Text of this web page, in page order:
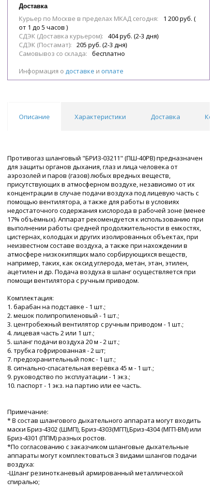
Доставка
Курьер по Москве в пределах МКАД сегодня:
1 200 руб. (
от 1 до 5 часов )
СДЭК (Доставка курьером):
404 руб. (2-3 дня)
СДЭК (Постамат):
205 руб. (2-3 дня)
Самовывоз со склада:
бесплатно
Информация о доставке и оплате
Описание Характеристики Доставка
Противогаз шланговый "БРИЗ-03211" (ПШ-40РВ) предназначен
для защиты органов дыхания, глаз и лица человека от
аэрозолей и паров (газов) любых вредных веществ,
присутствующих в атмосферном воздухе, независимо от их
концентрации в случае подачи воздуха под лицевую часть с
помощью вентилятора, а также для работы в условиях
недостаточного содержания кислорода в рабочей зоне (менее
17% объёмных). Аппарат рекомендуется к использованию при
выполнении работы средней продолжительности в емкостях,
цистернах, колодцах и других изолированных объектах, при
неизвестном составе воздуха, а также при нахождении в
атмосфере низкокипящих мало сорбирующихся веществ,
например, таких, как оксид углерода, метан, этан, этилен,
ацетилен и др. Подача воздуха в шланг осуществляется при
помощи вентилятора с ручным приводом.
Комплектация:
1. барабан на подставке - 1 шт.;
2. мешок полипропиленовый - 1 шт.;
3. центробежный вентилятор с ручным приводом - 1 шт.;
4. лицевая часть 2 или 1 шт.;
5. шланг подачи воздуха 20 м - 2 шт.;
6. трубка гофрированная - 2 шт;
7. предохранительный пояс - 1 шт.;
8. сигнально-спасательная верёвка 45 м - 1 шт.;
9. руководство по эксплуатации - 1 экз.;
10. паспорт - 1 экз. на партию или ее часть.
Примечание:
* В состав шлангового дыхательного аппарата могут входить
маски Бриз-4302 (ШМП), Бриз-4303(МГП),Бриз-4304 (МГП-ВМ) или
Бриз-4301 (ППМ) разных ростов.
*По согласованию с заказчиком шланговые дыхательные
аппараты могут комплектоваться 3 видами шлангов подачи
воздуха:
-Шланг резинотканевый армированный металлической
спиралью;